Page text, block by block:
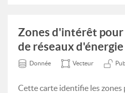
Zones d'intérêt
de réseaux
Donnée Vecteur
Cette carte identifie les